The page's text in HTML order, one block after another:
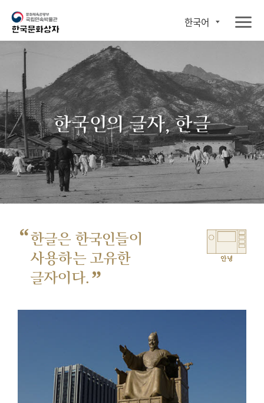
한국어
한국인의 글자, 한글
“한글은 한국인들이
사용하는 고유한
글자이다. ”
안녕